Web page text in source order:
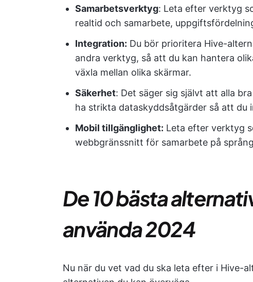
Samarbetsverktyg: Leta efter verktyg
realtid och samarbete,
Integration: Du bör prioritera Hive-
andra verktyg, så att du kan hantera
växla mellan olika skärmar.
Säkerhet: Det säger sig självt att alla
ha strikta dataskyddsåtgärder så att du
Mobil tillgänglighet: Leta efter verktyg
webbgränssnitt för samarbete på
De 10 bästa
använda 2024
Nu när du vet vad du ska leta efter i Hive-